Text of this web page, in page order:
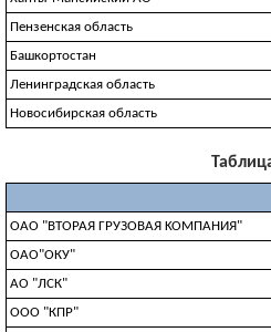
Пензенская область
Башкортостан
Ленинградская область
Новосибирская область
OAO "BTOPAЯ ГPУЗOBAЯ KOMПAHИЯ"
ОАО"ОКУ"
АО "ЛСК"
ООО "КПР"